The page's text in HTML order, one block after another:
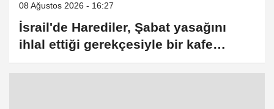
08 Ağustos 2026 - 16:27
İsrail'de Harediler, Şabat yasağını
ihlal ettiği gerekçesiyle bir kafe
önünde protesto düzenledi